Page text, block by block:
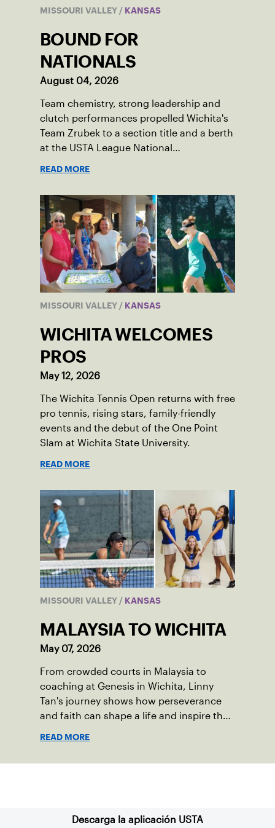
MISSOURI VALLEY / KANSAS
BOUND FOR
NATIONALS
August 04, 2026
Team chemistry, strong leadership and
clutch performances propelled Wichita's
Team Zrubek to a section title and a berth
at the USTA League National
READ MORE
MISSOURI VALLEY / KANSAS
WICHITA WELCOMES
PROS
May 12, 2026
The Wichita Tennis Open returns with free
pro tennis, rising stars, family-friendly
events and the debut of the One Point
Slam at Wichita State University.
READ MORE
MISSOURI VALLEY / KANSAS
MALAYSIA TO WICHITA
May 07, 2026
From crowded courts in Malaysia to
coaching at Genesis in Wichita, Linny
Tan's journey shows how perseverance
and faith can shape a life and inspire the
READ MORE
Descarga la aplicación USTA